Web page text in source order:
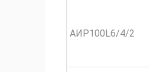
АИР100L6/4/2